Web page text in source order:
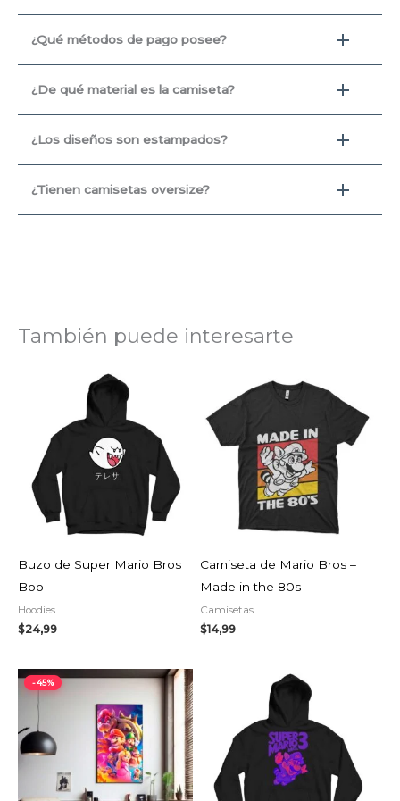
¿Qué métodos de pago posee?
¿De qué material es la camiseta?
¿Los diseños son estampados?
¿Tienen camisetas oversize?
También puede interesarte
Buzo de Super Mario Bros
Boo
Hoodies
$24,99
Camiseta de Mario Bros –
Made in the 80s
Camisetas
$14,99
-45%
El
precio
original
El
actual
es:
$10,99.